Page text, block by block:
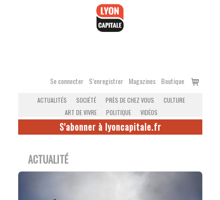
Se connecter S’enregistrer Magazines Boutique
Voir
ACTUALITÉS SOCIÉTÉ PRÈS DE CHEZ VOUS
CULTURE
ART DE VIVRE
POLITIQUE VIDÉOS
S'abonner à lyoncapitale.fr
ACTUALITÉ